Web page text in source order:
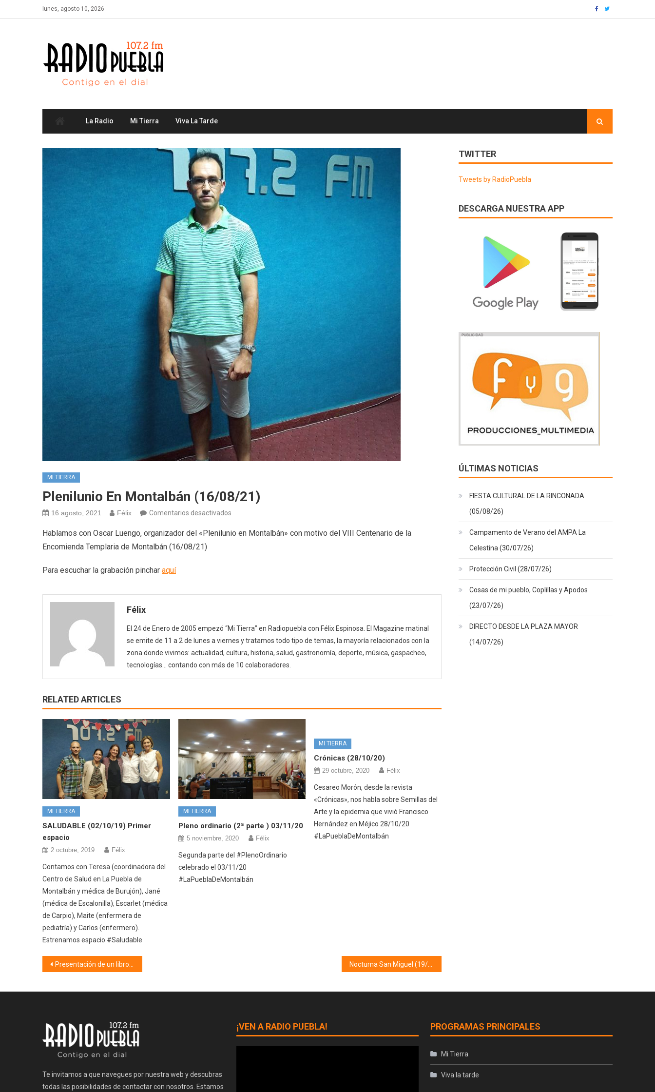
to
lunes, agosto 10, 2026
La Radio Mi Tierra Viva La Tarde
MI TIERRA
Plenilunio En Montalbán (16/08/21)
16 agosto, 2021 Félix Comentarios desactivados
en
Hablamos con Oscar Luengo, organizador del «Plenilunio en Montalbán» con motivo del VIII Centenario de la
Encomienda Templaria de Montalbán (16/08/21)
Para escuchar la grabación pinchar aquí
Félix
El 24 de Enero de 2005 empezó “Mi Tierra” en Radiopuebla con Félix Espinosa. El Magazine matinal
se emite de 11 a 2 de lunes a viernes y tratamos todo tipo de temas, la mayoría relacionados con la
zona donde vivimos: actualidad, cultura, historia, salud, gastronomía, deporte, música, gaspacheo,
tecnologías… contando con más de 10 colaboradores.
RELATED ARTICLES
MI TIERRA
SALUDABLE (02/10/19) Primer
espacio
2 octubre, 2019 Félix
Contamos con Teresa (coordinadora del
Centro de Salud en La Puebla de
Montalbán y médica de Burujón), Jané
(médica de Escalonilla), Escarlet (médica
de Carpio), Maite (enfermera de
pediatría) y Carlos (enfermero).
Estrenamos espacio #Saludable
MI TIERRA
Pleno ordinario (2ª parte ) 03/11/20
5 noviembre, 2020 Félix
Segunda parte del #PlenoOrdinario
celebrado el 03/11/20
#LaPueblaDeMontalbán
MI TIERRA
Crónicas (28/10/20)
29 octubre, 2020 Félix
Cesareo Morón, desde la revista
«Crónicas», nos habla sobre Semillas del
Arte y la epidemia que vivió Francisco
Hernández en Méjico 28/10/20
#LaPueblaDeMontalbán
Navegación
Presentación de un libro sobre las cofradías y hermandades de La Puebla de Montalbán 06/08/21
TWITTER
Tweets by RadioPuebla
DESCARGA NUESTRA APP
ÚLTIMAS NOTICIAS
FIESTA CULTURAL DE LA RINCONADA
(05/08/26)
Campamento de Verano del AMPA La
Celestina (30/07/26)
Protección Civil (28/07/26)
Cosas de mi pueblo, Coplillas y Apodos
(23/07/26)
DIRECTO DESDE LA PLAZA MAYOR
(14/07/26)
Te invitamos a que navegues por nuestra web y descubras
todas las posibilidades de contactar con nosotros. Estamos
¡VEN A RADIO PUEBLA! PROGRAMAS PRINCIPALES
Mi Tierra
Viva la tarde